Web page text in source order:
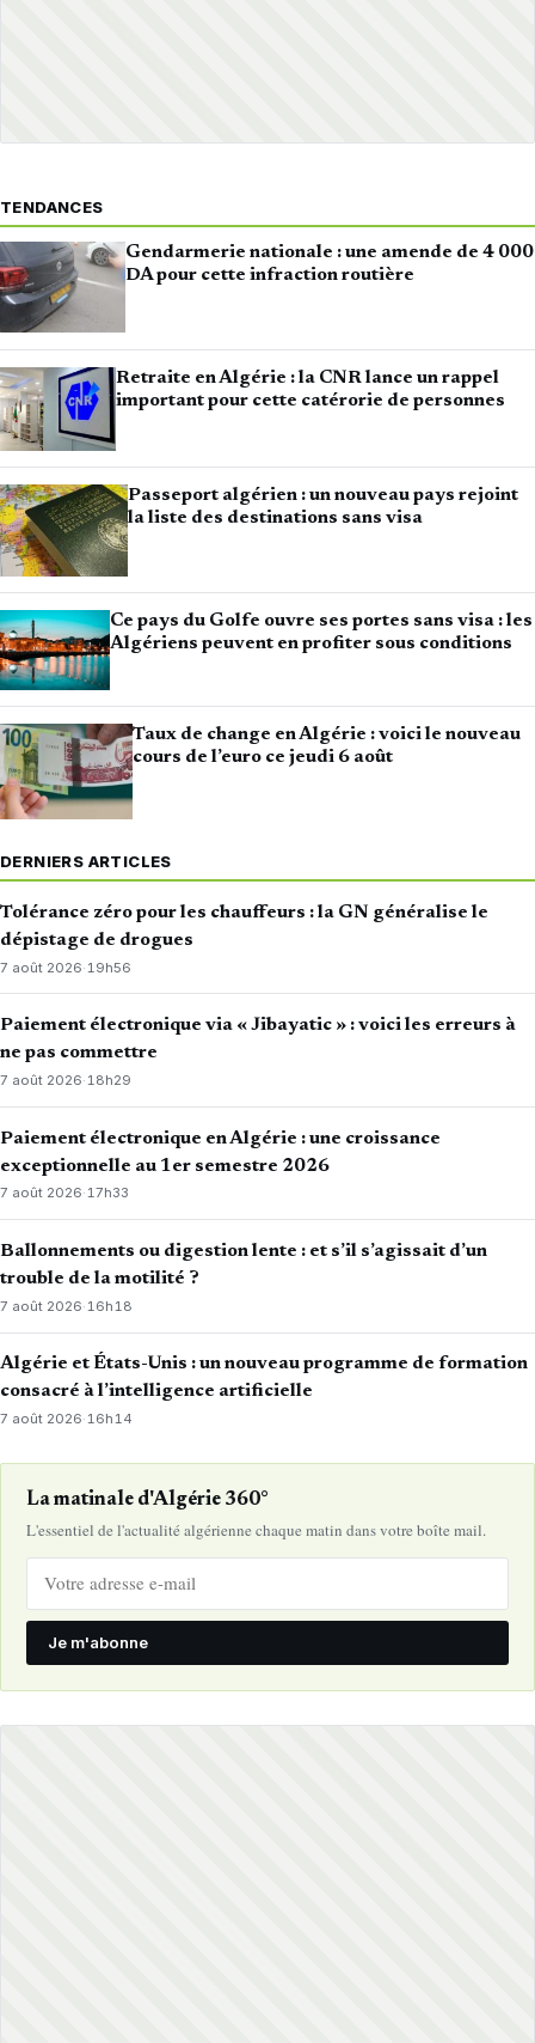
TENDANCES
Gendarmerie nationale : une amende de 4 000
DA pour cette infraction routière
Retraite en Algérie : la CNR lance un rappel
important pour cette catérorie de personnes
Passeport algérien : un nouveau pays rejoint
la liste des destinations sans visa
Ce pays du Golfe ouvre ses portes sans visa : les
Algériens peuvent en profiter sous conditions
Taux de change en Algérie : voici le nouveau
cours de l’euro ce jeudi 6 août
DERNIERS ARTICLES
Tolérance zéro pour les chauffeurs : la GN généralise le
dépistage de drogues
7 août 2026· 19h56
Paiement électronique via « Jibayatic » : voici les erreurs à
ne pas commettre
7 août 2026·18h29
Paiement électronique en Algérie : une croissance
exceptionnelle au 1er semestre 2026
7 août 2026·17h33
Ballonnements ou digestion lente : et s’il s’agissait d’un
trouble de la motilité ?
7 août 2026·16h18
Algérie et États-Unis : un nouveau programme de formation
consacré à l’intelligence artificielle
7 août 2026·16h14
La matinale d'Algérie 360°
L'essentiel de l'actualité algérienne chaque matin dans votre boîte mail.
Je m'abonne